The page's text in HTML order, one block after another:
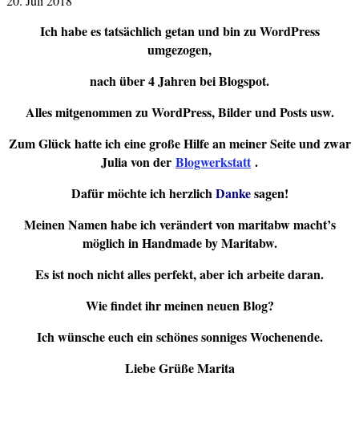
Ich habe es tatsächlich getan und bin zu WordPress
umgezogen,
nach über 4 Jahren bei Blogspot.
Alles mitgenommen zu WordPress, Bilder und Posts usw.
Zum Glück hatte ich eine große Hilfe an meiner Seite und zwar
Julia von der Blogwerkstatt.
Dafür möchte ich herzlichDankesagen!
Meinen Namen habe ich verändert von maritabw macht’s
möglich in Handmade by Maritabw.
Es ist noch nicht alles perfekt, aber ich arbeite daran.
Wie findet ihr meinen neuen Blog?
Ich wünsche euch ein schönes sonniges Wochenende.
Liebe Grüße Marita